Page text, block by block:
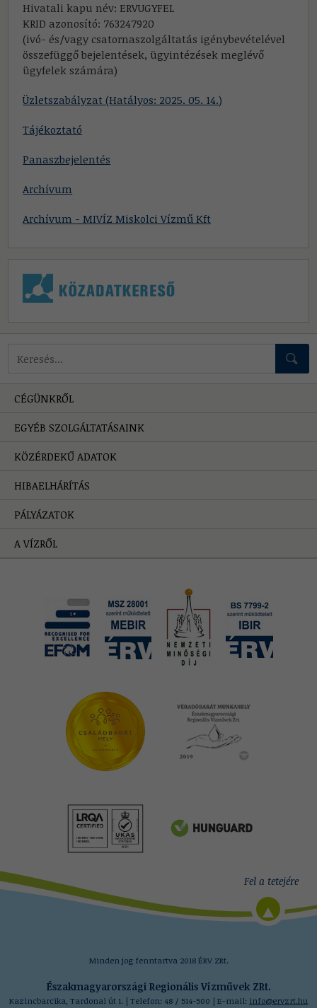
Hivatali kapu név: ERVUGYFEL
KRID azonosító: 763247920
(ivó- és/vagy csatornaszolgáltatás igénybevételével
összefüggő bejelentések, ügyintézések meglévő
ügyfelek számára)
Üzletszabályzat (Hatályos: 2025. 05. 14.)
Tájékoztató
Panaszbejelentés
Archívum
Archívum - MIVÍZ Miskolci Vízmű Kft
Mire keressünk?
CÉGÜNKRŐL
EGYÉB SZOLGÁLTATÁSAINK
KÖZÉRDEKŰ ADATOK
HIBAELHÁRÍTÁS
PÁLYÁZATOK
A VÍZRŐL
Minden jog fenntartva 2018 ÉRV ZRt.
Északmagyarországi Regionális Vízművek ZRt.
Kazincbarcika, Tardonai út 1. | Telefon: 48 / 514-500 | E-mail: info@ervzrt.hu